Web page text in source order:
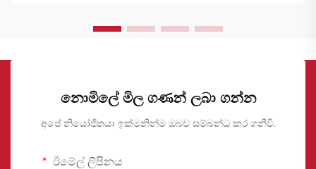
නොමිලේ මිල ගණන් ලබා ගන්න
අපේ නියෝජිතයා ඉක්මනින්ම ඔබව සම්බන්ධ කර ගනීවි.
ඊමේල් ලිපිනය